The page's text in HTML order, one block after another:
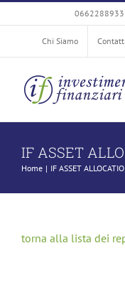
al
contenuto
0662288933
Chi Siamo Contatti
IF ASSET
Home IF ASSET
torna alla lista dei